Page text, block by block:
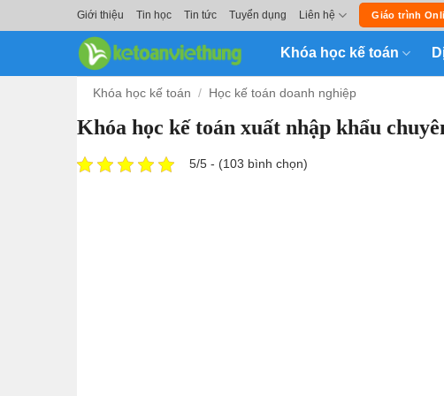
Giới thiệu Tin học Tin tức Tuyển dụng Liên hệ Giáo trình
Khóa học kế toán
Khóa học kế toán / Học kế toán doanh nghiệp
Khóa học kế toán xuất nhập khẩu
5/5 - (103 bình chọn)